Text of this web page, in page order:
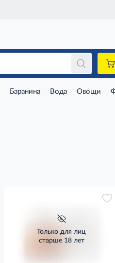
Баранина Вода Овощи
Только для лиц
старше 18 лет